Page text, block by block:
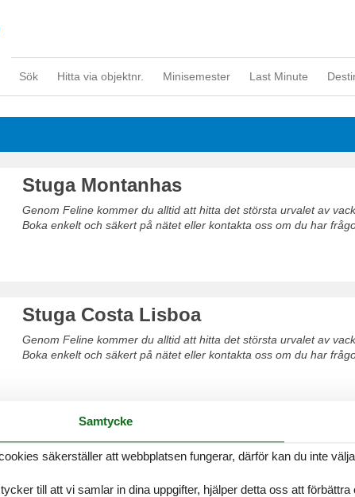
Sök Hitta via objektnr. Minisemester Last Minute
Stuga Montanhas
Genom Feline kommer du alltid att hitta det största urvalet av
Boka enkelt och säkert på nätet eller kontakta oss om du har
Stuga Costa Lisboa
Genom Feline kommer du alltid att hitta det största urvalet av
Boka enkelt och säkert på nätet eller kontakta oss om du har
Stuga Lissabon
enkelt och säkert på nätet eller kontakta oss om du har frågor.
Samtycke
säkerställer att webbplatsen fungerar, därför kan du inte
till att vi samlar in dina uppgifter, hjälper detta oss att